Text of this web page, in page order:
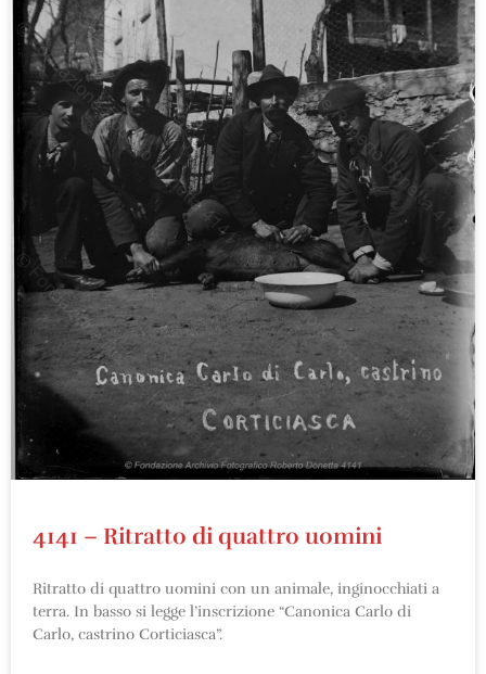
4141 – Ritratto di quattro uomini
Ritratto di quattro uomini con un animale, inginocchiati a
terra. In basso si legge l’inscrizione “Canonica Carlo di
Carlo, castrino Corticiasca”.